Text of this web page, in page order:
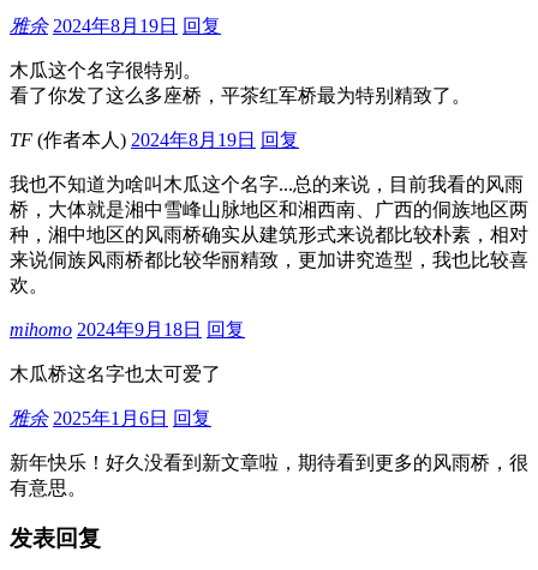
雅余 2024年8月19日 回复
木瓜这个名字很特别。
看了你发了这么多座桥，平茶红军桥最为特别精致了。
TF (作者本人) 2024年8月19日 回复
我也不知道为啥叫木瓜这个名字...总的来说，目前我看的风雨
桥，大体就是湘中雪峰山脉地区和湘西南、广西的侗族地区两
种，湘中地区的风雨桥确实从建筑形式来说都比较朴素，相对
来说侗族风雨桥都比较华丽精致，更加讲究造型，我也比较喜
欢。
mihomo 2024年9月18日 回复
木瓜桥这名字也太可爱了
雅余 2025年1月6日 回复
新年快乐！好久没看到新文章啦，期待看到更多的风雨桥，很
有意思。
发表回复